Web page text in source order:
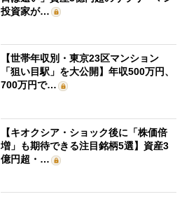
投資家が…
【世帯年収別・東京23区マンション
「狙い目駅」を大公開】年収500万円、
700万円で…
【キオクシア・ショック後に「株価倍
増」も期待できる注目銘柄5選】資産3
億円超・…